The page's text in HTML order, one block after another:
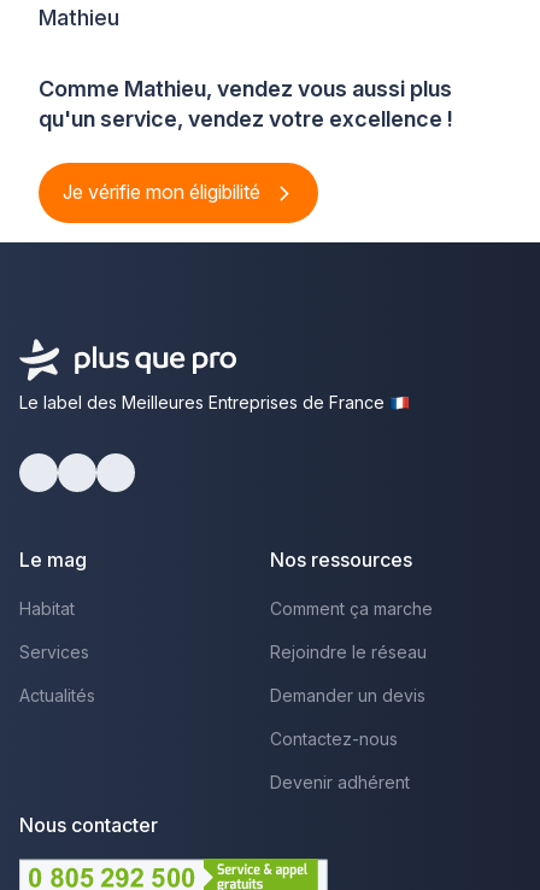
Comme Mathieu, vendez vous aussi plus
qu'un service, vendez votre excellence !
Je vérifie mon éligibilité
Mathieu
Le label des Meilleures Entreprises de France
Le mag
Habitat
Services
Actualités
Nos ressources
Comment ça marche
Rejoindre le réseau
Demander un devis
Contactez-nous
Devenir adhérent
Nous contacter